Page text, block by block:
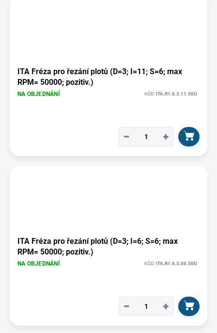
ITA Fréza pro řezání plotů (D=3; I=11; S=6; max
RPM= 50000; pozitiv.)
NA OBJEDNÁNÍ KÓD:ITA.R1.6.3.11.50U
+
−
ITA Fréza pro řezání plotů (D=3; I=6; S=6; max
RPM= 50000; pozitiv.)
NA OBJEDNÁNÍ KÓD:ITA.R1.6.3.06.50U
+
−